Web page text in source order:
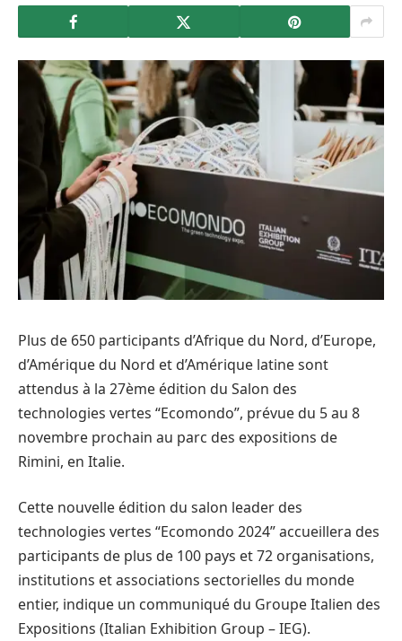
Plus de 650 participants d’Afrique du Nord, d’Europe,
d’Amérique du Nord et d’Amérique latine sont
attendus à la 27ème édition du Salon des
technologies vertes “Ecomondo”, prévue du 5 au 8
novembre prochain au parc des expositions de
Rimini, en Italie.
Cette nouvelle édition du salon leader des
technologies vertes “Ecomondo 2024” accueillera des
participants de plus de 100 pays et 72 organisations,
institutions et associations sectorielles du monde
entier, indique un communiqué du Groupe Italien des
Expositions (Italian Exhibition Group – IEG).